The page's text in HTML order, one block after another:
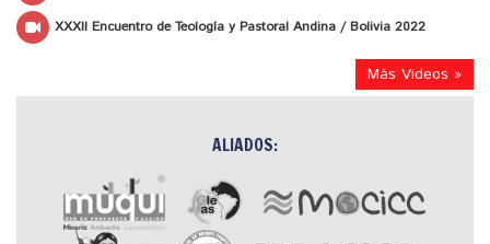
XXXII Encuentro de Teología y Pastoral Andina / Bolivia 2022
Más Videos »
ALIADOS: